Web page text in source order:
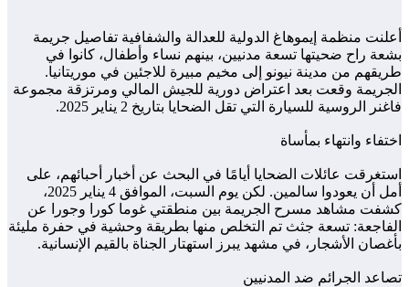
أعلنت منظمة إيموهاغ الدولية للعدالة والشفافية تفاصيل جريمة
بشعة راح ضحيتها تسعة مدنيين، بينهم نساء وأطفال، كانوا في
طريقهم من مدينة نيونو إلى مخيم مبيرة للاجئين في موريتانيا.
الجريمة وقعت بعد اعتراض دورية للجيش المالي ومرتزقة مجموعة
فاغنر الروسية للسيارة التي تقل الضحايا بتاريخ 2 يناير 2025.
اختفاء وانتهاء بمأساة
استغرقت عائلات الضحايا أيامًا في البحث عن أخبار أحبائهم، على
أمل أن يعودوا سالمين. لكن يوم السبت، الموافق 4 يناير 2025،
كشفت مشاهد مسرح الجريمة بين منطقتي غوما كورا وجورا عن
الفاجعة: تسعة جثث تم التخلص منها بطريقة وحشية في حفرة مليئة
بأغصان الأشجار، في مشهد يبرز استهتار الجناة بالقيم الإنسانية.
تصاعد الجرائم ضد المدنيين